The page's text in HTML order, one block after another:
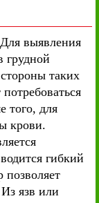
выявления
грудной
таких
того, для
крови.
гибкий
язв или